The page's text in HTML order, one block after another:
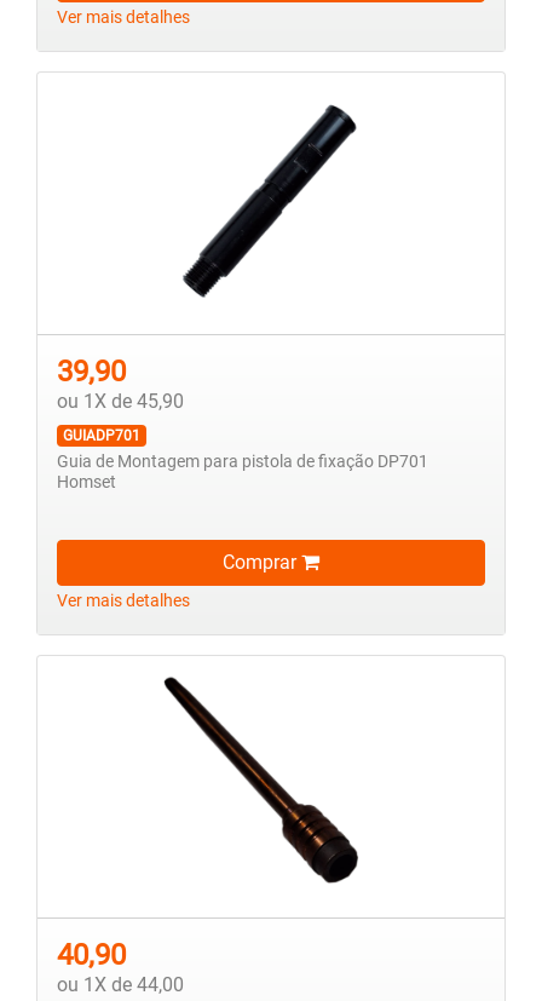
Ver mais detalhes
39,90
ou 1X de 45,90
GUIADP701
Guia de Montagem para pistola de fixação DP701
Homset
Comprar
Ver mais detalhes
40,90
ou 1X de 44,00